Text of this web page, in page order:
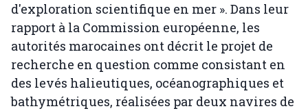
d'exploration scientifique en mer ». Dans leur
rapport à la Commission européenne, les
autorités marocaines ont décrit le projet de
recherche en question comme consistant en
des levés halieutiques, océanographiques et
bathymétriques, réalisées par deux navires de